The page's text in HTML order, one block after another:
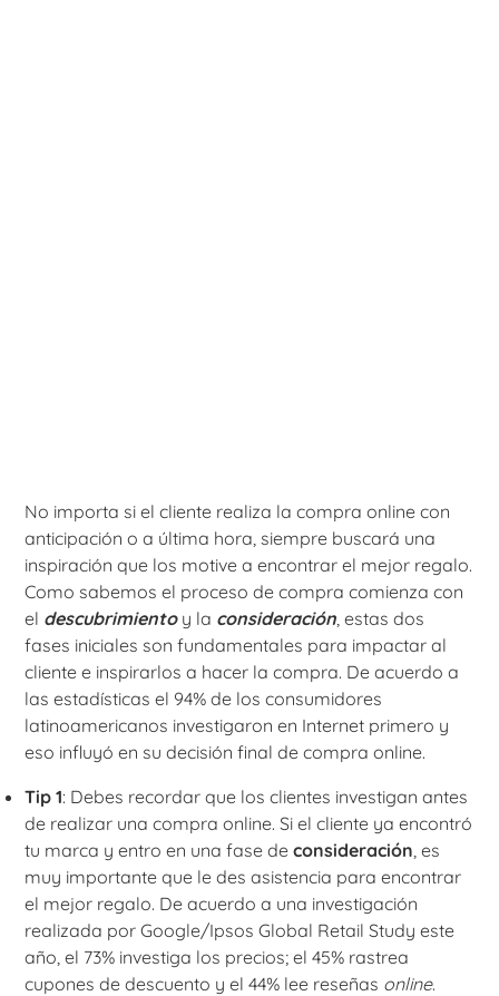
No importa si el cliente realiza la compra online con
anticipación o a última hora, siempre buscará una
inspiración que los motive a encontrar el mejor regalo.
Como sabemos el proceso de compra comienza con
el descubrimiento y la consideración, estas dos
fases iniciales son fundamentales para impactar al
cliente e inspirarlos a hacer la compra. De acuerdo a
las estadísticas el 94% de los consumidores
latinoamericanos investigaron en Internet primero y
eso influyó en su decisión final de compra online.
Tip 1: Debes recordar que los clientes investigan antes
de realizar una compra online. Si el cliente ya encontró
tu marca y entro en una fase deconsideración, es
muy importante que le des asistencia para encontrar
el mejor regalo. De acuerdo a una investigación
realizada por Google/Ipsos Global Retail Study este
año, el 73% investiga los precios; el 45% rastrea
cupones de descuento y el 44% lee reseñas online.